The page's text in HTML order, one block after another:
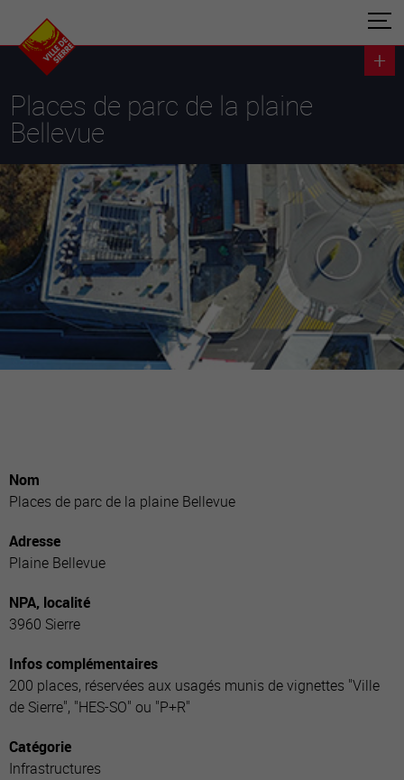
Places de parc de la plaine
Bellevue
Nom
Places de parc de la plaine Bellevue
Adresse
Plaine Bellevue
NPA, localité
3960 Sierre
Infos complémentaires
200 places, réservées aux usagés munis de vignettes "Ville
de Sierre", "HES-SO" ou "P+R"
Catégorie
Infrastructures